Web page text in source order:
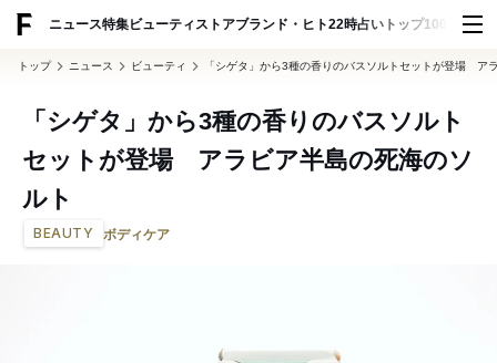
ニュース特集ビューティ ストアブランド・ヒト22時占い トップ100 スナッ
トップ ニュース ビューティ 「シゲタ」から3種の香りのバスソルトセットが登場 ア
「シゲタ」から3種の香りのバスソルト
セットが登場 アラビア半島の死海のソ
ルト
BEAUTY ボディケア